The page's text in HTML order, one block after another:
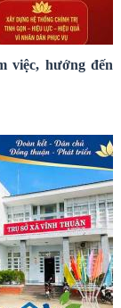
việc, hướng đến